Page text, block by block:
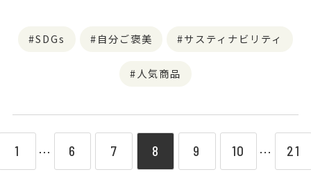
SDGs 自分ご褒美 サスティナビリティ
人気商品
1 ⋯ 6 7 8 9 10 ⋯ 21